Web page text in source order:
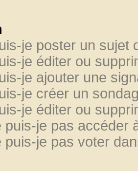
je poster un sujet
je éditer ou
je ajouter une
je créer un
je éditer ou
puis-je pas accéder
puis-je pas voter